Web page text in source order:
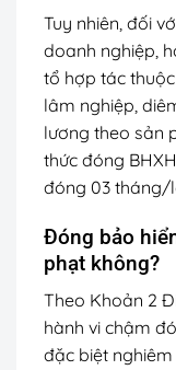
Tuy nhiên, đối
doanh nghiệp,
tổ hợp tác
lâm nghiệp,
lương theo sản
thức đóng
đóng 03 tháng/
Đóng bảo
phạt không?
Theo Khoản 2
hành vi chậm
đặc biệt